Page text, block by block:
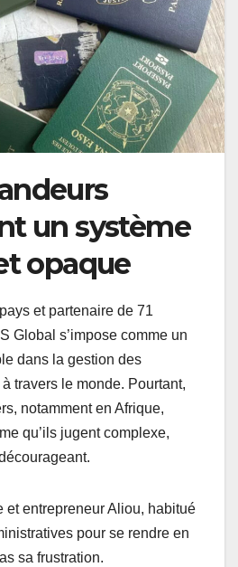
un système
opaque
et partenaire de 71
Global s’impose comme un
dans la gestion des
travers le monde. Pourtant,
notamment en Afrique,
qu’ils jugent complexe,
et entrepreneur Aliou, habitué
pour se rendre en
sa frustration.